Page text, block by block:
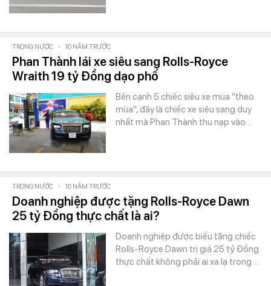
TRONG NƯỚC - 10 NĂM TRƯỚC
Phan Thành lái xe siêu sang Rolls-Royce
Wraith 19 tỷ Đồng dạo phố
Bên cạnh 5 chiếc siêu xe mua "theo
mùa", đây là chiếc xe siêu sang duy
nhất mà Phan Thành thu nạp vào…
TRONG NƯỚC - 10 NĂM TRƯỚC
Doanh nghiệp được tặng Rolls-Royce Dawn
25 tỷ Đồng thực chất là ai?
Doanh nghiệp được biếu tặng chiếc
Rolls-Royce Dawn trị giá 25 tỷ Đồng
thực chất không phải ai xa lạ trong…